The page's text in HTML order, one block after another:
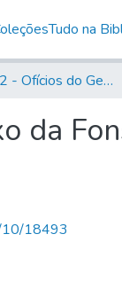
Tudo na
Volume 82 - Ofícios do General Martim Lopes Lobo de Saldanha (Governador da Capitania): 1779- 1780
da
10/18493